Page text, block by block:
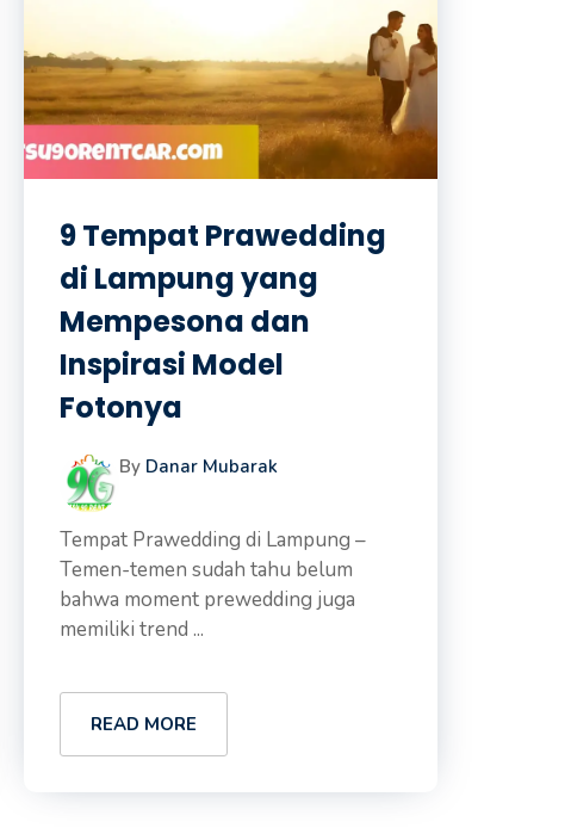
9 Tempat Prawedding
di Lampung yang
Mempesona dan
Inspirasi Model
Fotonya
By Danar Mubarak
Tempat Prawedding di Lampung –
Temen-temen sudah tahu belum
bahwa moment prewedding juga
memiliki trend ...
READ MORE